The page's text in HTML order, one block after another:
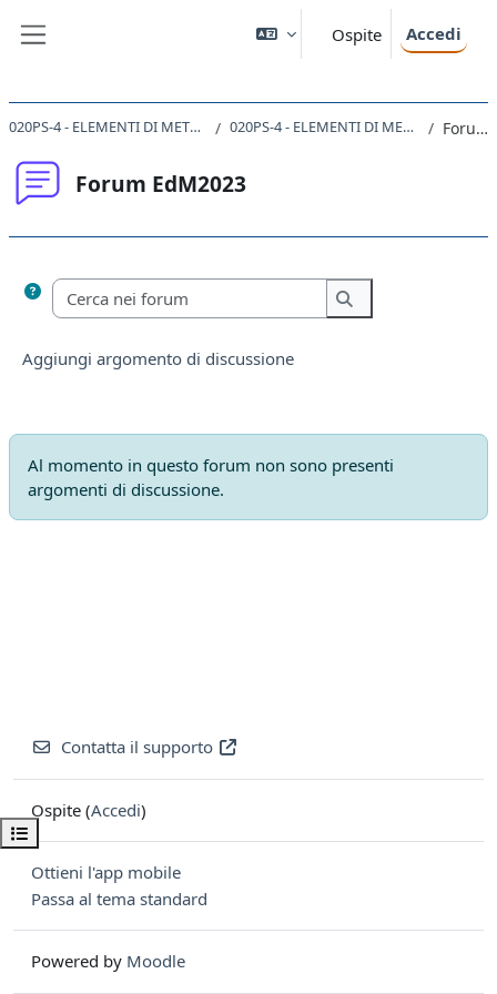
Ospite Accedi
Apri indice del corso
020PS-4 - ELEMENTI DI METODOLOGIA DELLA RICERCA PSICOLOGICA 2023 020PS-4 - ELEMENTI DI METODOLOGIA DELLA RICERCA PSICOLOGICA Forum EdM2023
Forum EdM2023
Cerca nei forum
Cerca nei forum
Aggiungi argomento di discussione
Al momento in questo forum non sono presenti
argomenti di discussione.
Contatta il supporto
Ospite (Accedi)
Ottieni l'app mobile
Passa al tema standard
Powered by Moodle